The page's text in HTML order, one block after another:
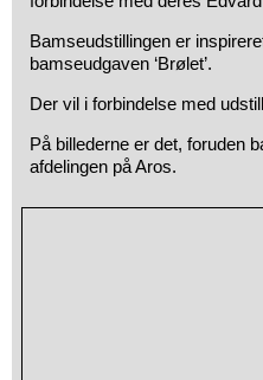
Bamseudstillingen er
bamseudgaven ‘Brølet’.
Der vil i forbindelse med
På billederne er det, foruden
afdelingen på Aros.